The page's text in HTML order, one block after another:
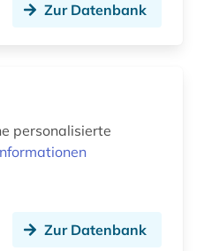
Zur Datenbank
personalisierte
Zur Datenbank